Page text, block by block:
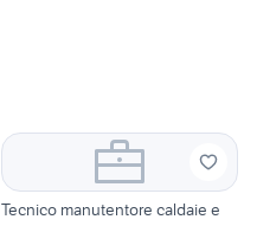
Tecnico manutentore caldaie e